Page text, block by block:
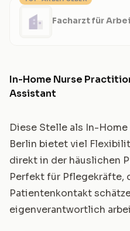
Facharzt für
In-Home Nurse
Assistant
Diese Stelle als In-
Berlin bietet viel
direkt in der häuslichen
Perfekt für Pflegekräfte,
Patientenkontakt
eigenverantwortlich